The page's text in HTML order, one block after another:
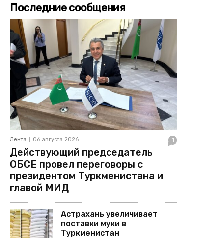
Последние сообщения
Лента 06 августа 2026 1
Действующий председатель
ОБСЕ провел переговоры с
президентом Туркменистана и
главой МИД
Астрахань увеличивает
поставки муки в
Туркменистан